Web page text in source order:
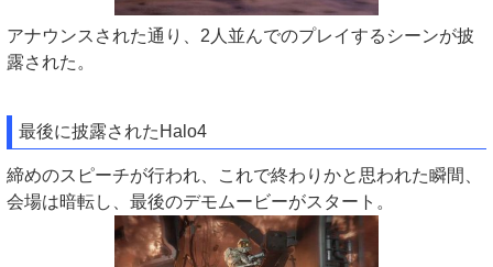
アナウンスされた通り、2人並んでのプレイするシーンが披
露された。
最後に披露されたHalo4
締めのスピーチが行われ、これで終わりかと思われた瞬間、
会場は暗転し、最後のデモムービーがスタート。